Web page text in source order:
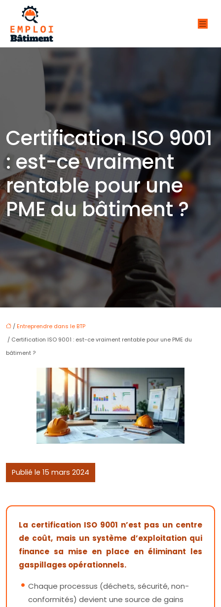
Certification ISO 9001
: est-ce vraiment
rentable pour une
PME du bâtiment ?
/ Entreprendre dans le BTP
/ Certification ISO 9001 : est-ce vraiment rentable pour une PME du
bâtiment ?
Publié le 15 mars 2024
La certification ISO 9001 n’est pas un centre
de coût, mais un système d’exploitation qui
finance sa mise en place en éliminant les
gaspillages opérationnels.
Chaque processus (déchets, sécurité, non-
conformités) devient une source de gains